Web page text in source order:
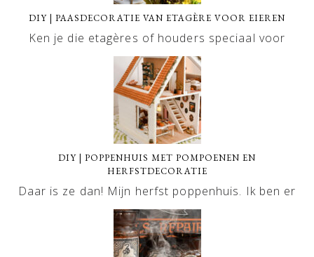
DIY | PAASDECORATIE VAN ETAGÈRE VOOR EIEREN
Ken je die etagères of houders speciaal voor
DIY | POPPENHUIS MET POMPOENEN EN
HERFSTDECORATIE
Daar is ze dan! Mijn herfst poppenhuis. Ik ben er